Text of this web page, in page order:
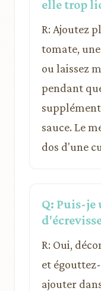
elle trop
R: Ajoutez
tomate,
ou laissez
pendant
sauce. Le
dos d'une
Q: Puis-je
R: Oui,
et
ajouter